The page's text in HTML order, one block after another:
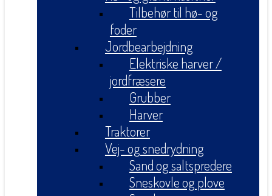
Tilbehør til hø- og
foder
Jordbearbejdning
Elektriske harver /
jordfræsere
Grubber
Harver
Traktorer
Vej- og snedrydning
Sand og saltspredere
Sneskovle og plove